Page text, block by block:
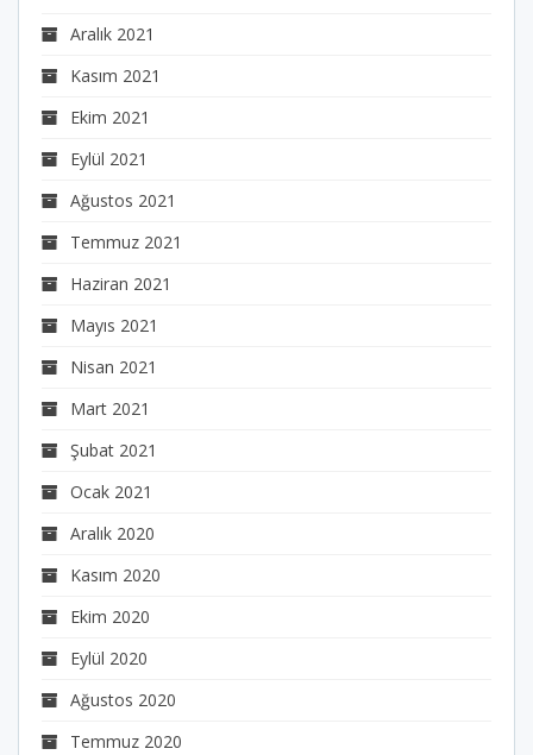
Aralık 2021
Kasım 2021
Ekim 2021
Eylül 2021
Ağustos 2021
Temmuz 2021
Haziran 2021
Mayıs 2021
Nisan 2021
Mart 2021
Şubat 2021
Ocak 2021
Aralık 2020
Kasım 2020
Ekim 2020
Eylül 2020
Ağustos 2020
Temmuz 2020